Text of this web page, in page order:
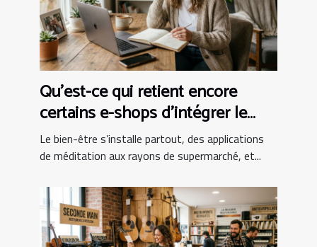
Qu’est-ce qui retient encore
certains e-shops d’intégrer le
bien-être au panier ?
Le bien-être s’installe partout, des applications
de méditation aux rayons de supermarché, et...